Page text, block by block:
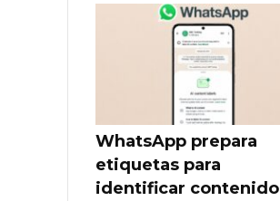
WhatsApp prepara
etiquetas para
identificar contenido